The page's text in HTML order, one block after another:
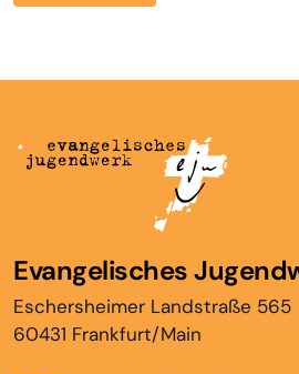
Evangelisches
Eschersheimer Landstraße 565
60431 Frankfurt/Main